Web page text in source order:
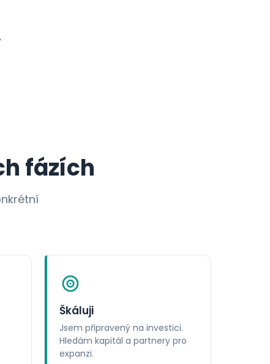
fázích
Škáluji
Jsem připravený na investici.
Hledám kapitál a partnery pro
expanzi.